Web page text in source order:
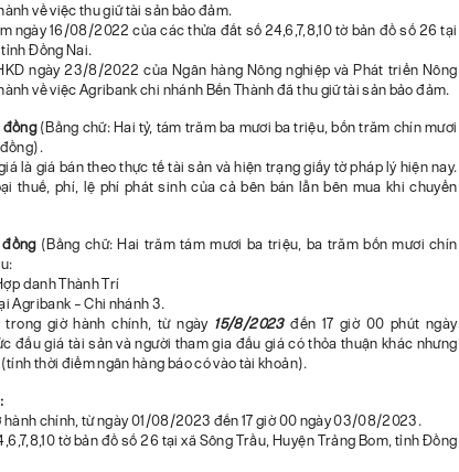
về việc thu giữ tài sản bảo đảm.
ngày 16/08/2022 của các thửa đất số 24,6,7,8,10 tờ bản đồ số 26 tại
tỉnh Đồng Nai.
ngày 23/8/2022 của Ngân hàng Nông nghiệp và Phát triển Nông
về việc Agribank chi nhánh Bến Thành đã thu giữ tài sản bảo đảm.
đồng(Bằng chữ: Hai tỷ, tám trăm ba mươi ba triệu, bốn trăm chín mươi
là giá bán theo thực tế tài sản và hiện trạng giấy tờ pháp lý hiện nay.
thuế, phí, lệ phí phát sinh của cả bên bán lẫn bên mua khi chuyển
(Bằng chữ: Hai trăm tám mươi ba triệu, ba trăm bốn mươi chín
danh Thành Trí
Agribank – Chi nhánh 3.
giờ hành chính, từ ngày 15/8/2023đến 17 giờ 00 phút ngày
đấu giá tài sản và người tham gia đấu giá có thỏa thuận khác nhưng
thời điểm ngân hàng báo có vào tài khoản).
hành chính, từ ngày 01/08/2023 đến 17 giờ 00 ngày 03/08/2023.
tờ bản đồ số 26 tại xã Sông Trầu, Huyện Trảng Bom, tỉnh Đồng